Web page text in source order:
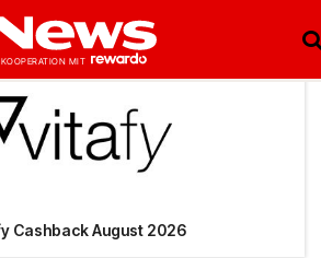
Angebote
Cashback August 2026